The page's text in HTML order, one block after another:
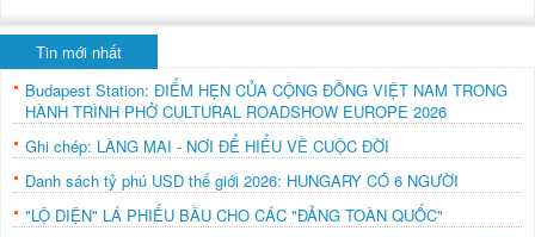
Tin mới nhất
Budapest Station: ĐIỂM HẸN CỦA CỘNG ĐỒNG VIỆT NAM TRONG
HÀNH TRÌNH PHỞ CULTURAL ROADSHOW EUROPE 2026
Ghi chép: LÀNG MAI - NƠI ĐỂ HIỂU VỀ CUỘC ĐỜI
Danh sách tỷ phú USD thế giới 2026: HUNGARY CÓ 6 NGƯỜI
"LỘ DIỆN" LÁ PHIẾU BẦU CHO CÁC "ĐẢNG TOÀN QUỐC"